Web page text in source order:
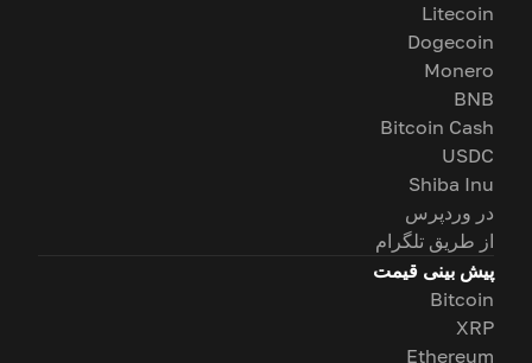
Litecoin
Dogecoin
Monero
BNB
Bitcoin Cash
USDC
Shiba Inu
در وردپرس
از طریق تلگرام
پیش بینی قیمت
Bitcoin
XRP
Ethereum